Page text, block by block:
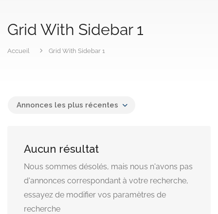
Grid With Sidebar 1
Accueil Grid With Sidebar 1
Annonces les plus récentes
Aucun résultat
Nous sommes désolés, mais nous n'avons pas
d'annonces correspondant à votre recherche,
essayez de modifier vos paramètres de
recherche